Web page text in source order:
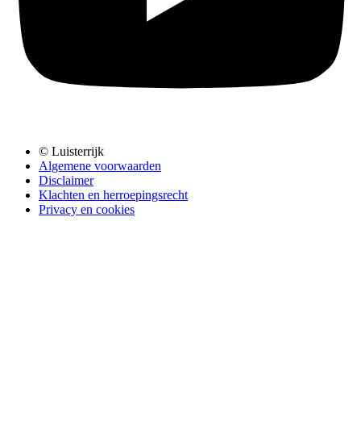
© Luisterrijk
Algemene voorwaarden
Disclaimer
Klachten en herroepingsrecht
Privacy en cookies